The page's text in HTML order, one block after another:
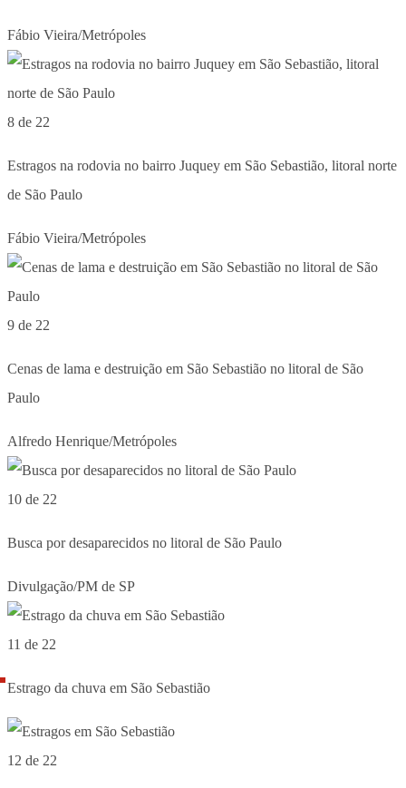
Fábio Vieira/Metrópoles
8 de 22
Estragos na rodovia no bairro Juquey em São Sebastião, litoral norte
de São Paulo
Fábio Vieira/Metrópoles
9 de 22
Cenas de lama e destruição em São Sebastião no litoral de São
Paulo
Alfredo Henrique/Metrópoles
10 de 22
Busca por desaparecidos no litoral de São Paulo
Divulgação/PM de SP
11 de 22
Estrago da chuva em São Sebastião
12 de 22